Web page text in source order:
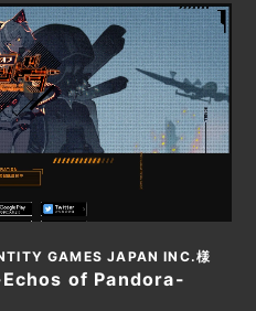
GAMES JAPAN INC.様
Echos of Pandora-